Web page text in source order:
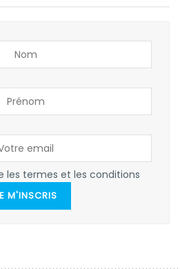
les termes et les conditions
M'INSCRIS